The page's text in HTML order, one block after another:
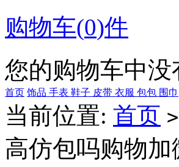
购物车(0)件
您的购物车中
首页 饰品 手表 鞋子 皮带 衣服 包包 围巾
当前位置: 首页 >
高仿包吗购物加